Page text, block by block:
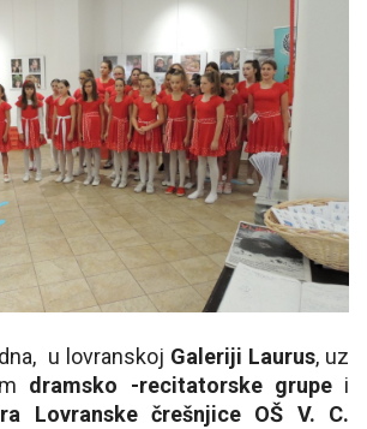
u lovranskoj Galeriji Laurus, uz
dramsko -recitatorske grupei
Lovranske črešnjice OŠ V. C.